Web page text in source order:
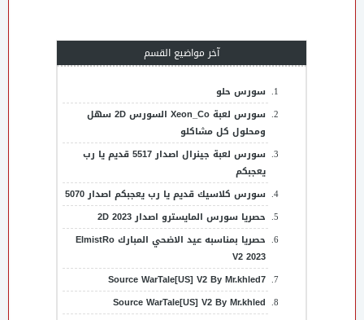
آخر مواضيع القسم
سورس حلو
سورس لعبة Xeon_Co السورس 2D سهل
ومحلول كل مشاكلو
سورس لعبة جينرال اصدار 5517 قديم يا رب
يعجبكم
سورس كلاسيك قديم يا رب يعجبكم اصدار 5070
حصريا سورس المايسترو اصدار 2023 2D
حصريا بمناسبه عيد الاضحي المبارك ElmistRo
V2 2023
Source WarTale[US] V2 By Mr.khled7
Source WarTale[US] V2 By Mr.khled